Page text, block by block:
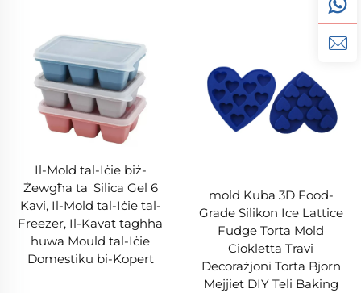
Il-Mold tal-Iċie biż-
Żewgħa ta' Silica Gel 6
Kavi, Il-Mold tal-Iċie tal-
Freezer, Il-Kavat tagħha
huwa Mould tal-Iċie
Domestiku bi-Kopert
mold Kuba 3D Food-
Grade Silikon Ice Lattice
Fudge Torta Mold
Ciokletta Travi
Decorażjoni Torta Bjorn
Mejjiet DIY Teli Baking